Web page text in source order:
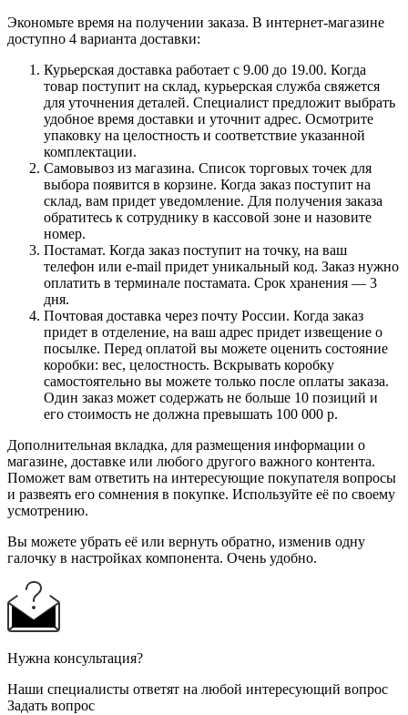
Экономьте время на получении заказа. В интернет-магазине
доступно 4 варианта доставки:
Курьерская доставка работает с 9.00 до 19.00. Когда
товар поступит на склад, курьерская служба свяжется
для уточнения деталей. Специалист предложит выбрать
удобное время доставки и уточнит адрес. Осмотрите
упаковку на целостность и соответствие указанной
комплектации.
Самовывоз из магазина. Список торговых точек для
выбора появится в корзине. Когда заказ поступит на
склад, вам придет уведомление. Для получения заказа
обратитесь к сотруднику в кассовой зоне и назовите
номер.
Постамат. Когда заказ поступит на точку, на ваш
телефон или e-mail придет уникальный код. Заказ нужно
оплатить в терминале постамата. Срок хранения — 3
дня.
Почтовая доставка через почту России. Когда заказ
придет в отделение, на ваш адрес придет извещение о
посылке. Перед оплатой вы можете оценить состояние
коробки: вес, целостность. Вскрывать коробку
самостоятельно вы можете только после оплаты заказа.
Один заказ может содержать не больше 10 позиций и
его стоимость не должна превышать 100 000 р.
Дополнительная вкладка, для размещения информации о
магазине, доставке или любого другого важного контента.
Поможет вам ответить на интересующие покупателя вопросы
и развеять его сомнения в покупке. Используйте её по своему
усмотрению.
Вы можете убрать её или вернуть обратно, изменив одну
галочку в настройках компонента. Очень удобно.
Нужна консультация?
Наши специалисты ответят на любой интересующий вопрос
Задать вопрос